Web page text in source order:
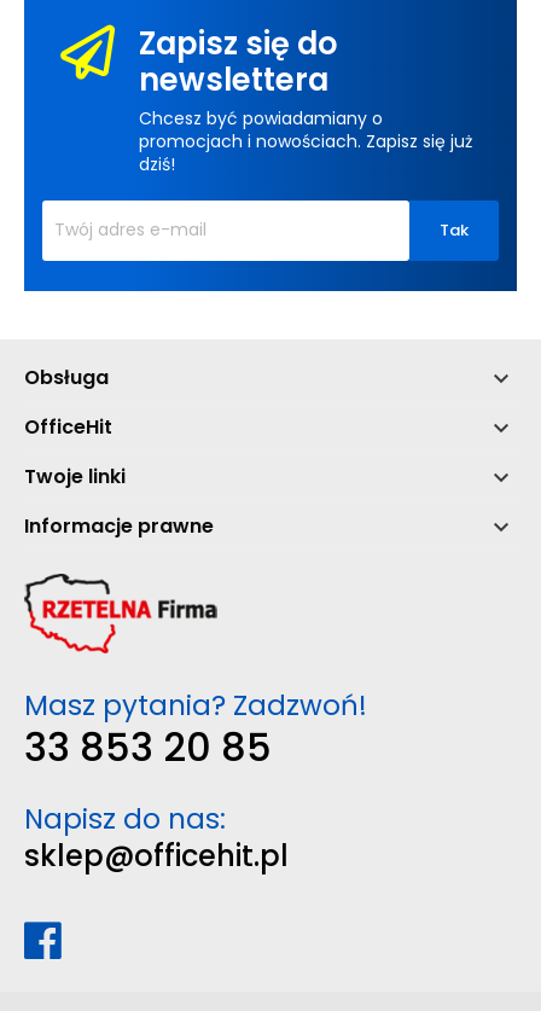
Zapisz się do
newslettera
Chcesz być powiadamiany o
promocjach i nowościach. Zapisz się już
dziś!
Obsługa 
OfficeHit 
Twoje linki 
Informacje prawne 
Masz pytania? Zadzwoń!
33 853 20 85
Napisz do nas:
sklep@officehit.pl